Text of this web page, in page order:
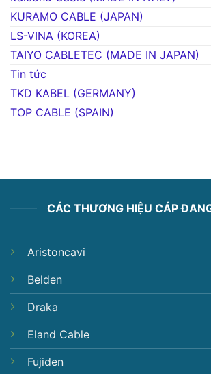
KURAMO CABLE (JAPAN)
LS-VINA (KOREA)
TAIYO CABLETEC (MADE IN JAPAN)
Tin tức
TKD KABEL (GERMANY)
TOP CABLE (SPAIN)
CÁC THƯƠNG HIỆU CÁP
Aristoncavi
Belden
Draka
Eland Cable
Fujiden